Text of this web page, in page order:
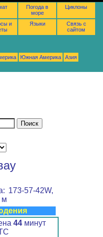
Погода в
море
Циклоны
и
Языки
Связь с
сайтом
Южная Америка
Азия
173-57-42W,
м
44 минут